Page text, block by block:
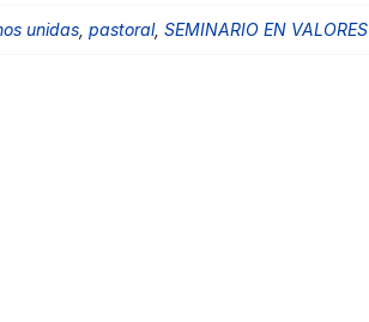
unidas pastoral, SEMINARIO EN VALORES